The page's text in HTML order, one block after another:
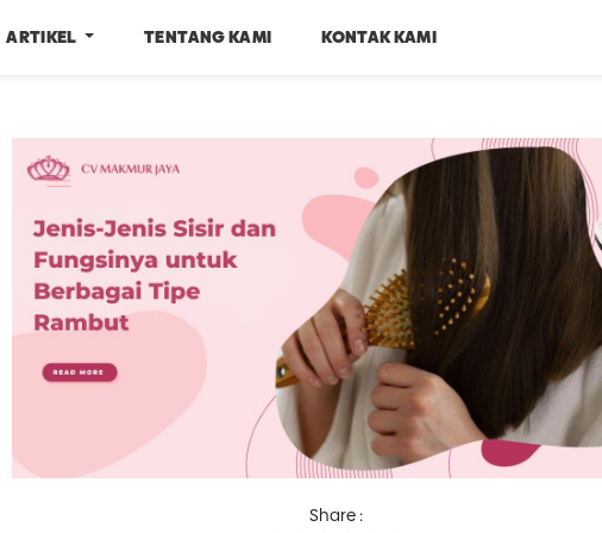
ARTIKEL TENTANG KAMI KONTAK KAMI
Share :